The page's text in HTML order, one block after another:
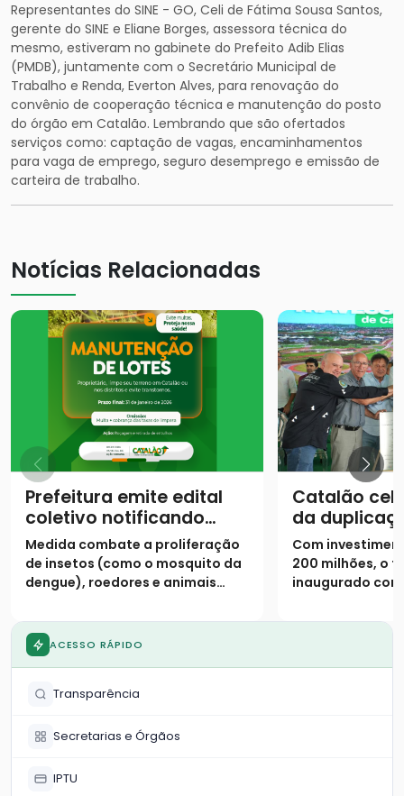
Representantes do SINE - GO, Celi de Fátima Sousa Santos,
gerente do SINE e Eliane Borges, assessora técnica do
mesmo, estiveram no gabinete do Prefeito Adib Elias
(PMDB), juntamente com o Secretário Municipal de
Trabalho e Renda, Everton Alves, para renovação do
convênio de cooperação técnica e manutenção do posto
do órgão em Catalão. Lembrando que são ofertados
serviços como: captação de vagas, encaminhamentos
para vaga de emprego, seguro desemprego e emissão de
carteira de trabalho.
Notícias Relacionadas
Prefeitura emite edital
coletivo notificando
proprietários para
limpeza de lotes até 31
de janeiro
Medida combate a proliferação
de insetos (como o mosquito da
dengue), roedores e animais
Catalão
da
urbano da
Com
200 milhões, o
inaugurado
marginais e 9
ACESSO RÁPIDO
Transparência
Secretarias e Órgãos
IPTU